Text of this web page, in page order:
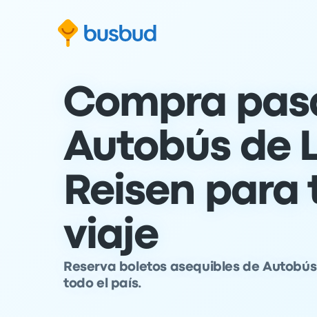
formulario de búsqueda
Saltar al contenido
Ir al pie de página
Compra
Autobús de
Reisen
viaje
Reserva boletos asequibles de
todo el país.